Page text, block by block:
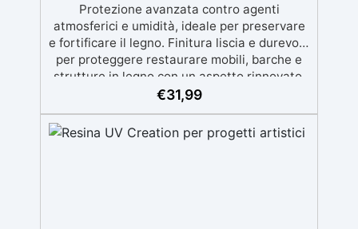
Protezione avanzata contro agenti
atmosferici e umidità, ideale per preservare
e fortificare il legno. Finitura liscia e durevole
per proteggere restaurare mobili, barche e
strutture in legno con un aspetto rinnovato.
Stabilizzazione del legno senza bolle d’aria,
nel tempo. Elevata resistenza chimica e
meccanica, facilmente colorabile per progetti
€31,99